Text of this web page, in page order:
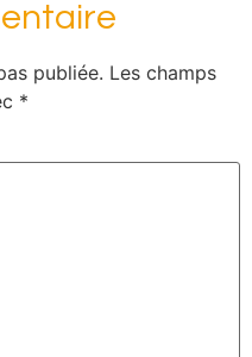
publiée. Les champs
*